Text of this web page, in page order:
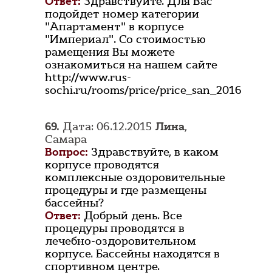
подойдет номер категории
"Апартамент" в корпусе
"Империал". Со стоимостью
рамещения Вы можете
ознакомиться на нашем сайте
http://www.rus-
sochi.ru/rooms/price/price_san_2016
69. Дата: 06.12.2015 Лина,
Самара
Вопрос: Здравствуйте, в каком
корпусе проводятся
комплексные оздоровительные
процедуры и где размещены
бассейны?
Ответ: Добрый день. Все
процедуры проводятся в
лечебно-оздоровительном
корпусе. Бассейны находятся в
спортивном центре.